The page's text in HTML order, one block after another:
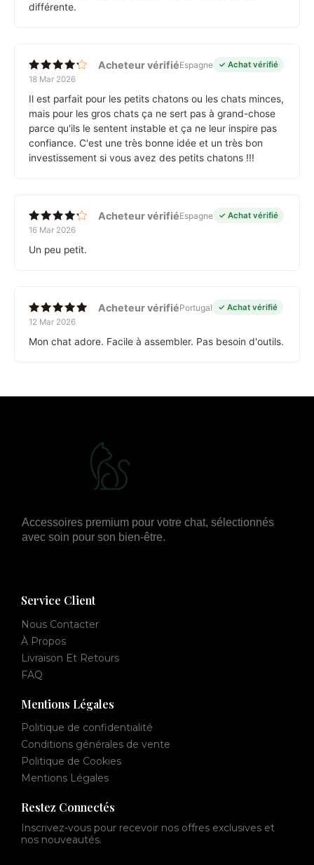
différente.
Note4
Acheteur vérifiéEspagne
✓ Achat vérifié
18 Mar 2026
Il est parfait pour les petits chatons ou les chats minces,
mais pour les gros chats ça ne sert pas à grand-chose
parce qu'ils le sentent instable et ça ne leur inspire pas
confiance. C'est une très bonne idée et un très bon
investissement si vous avez des petits chatons !!!
Note4
Acheteur vérifiéEspagne
✓ Achat vérifié
16 Mar 2026
Un peu petit.
Note5
Acheteur vérifiéPortugal
✓ Achat vérifié
12 Mar 2026
Mon chat adore. Facile à assembler. Pas besoin d'outils.
Accessoires premium pour votre chat, sélectionnés
avec soin pour son bien-être.
Service Client
Nous Contacter
À Propos
Livraison Et Retours
FAQ
Mentions Légales
Politique de confidentialité
Conditions générales de vente
Politique de Cookies
Mentions Légales
Restez Connectés
Inscrivez-vous pour recevoir nos offres exclusives et
nos nouveautés.